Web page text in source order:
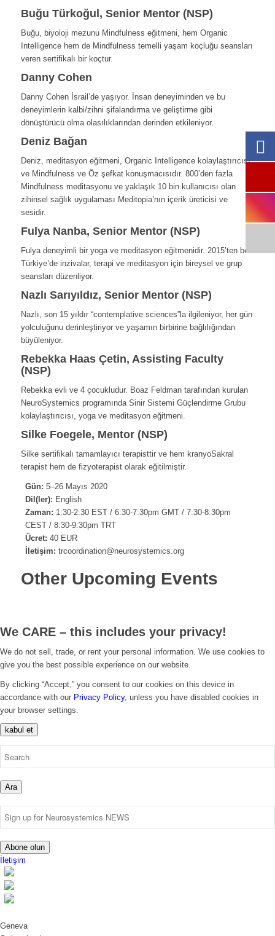
Buğu Türkoğul, Senior Mentor (NSP)
Buğu, biyoloji mezunu Mindfulness eğitmeni, hem Organic
Intelligence hem de Mindfulness temelli yaşam koçluğu seansları
veren sertifikalı bir koçtur.
Danny Cohen
Danny Cohen İsrail’de yaşıyor. İnsan deneyiminden ve bu
deneyimlerin kalbi/zihni şifalandırma ve geliştirme gibi
dönüştürücü olma olasılıklarından derinden etkileniyor.
Deniz Bağan
Deniz, meditasyon eğitmeni, Organic Intelligence kolaylaştırıcısı
ve Mindfulness ve Öz şefkat konuşmacısıdır. 800’den fazla
Mindfulness meditasyonu ve yaklaşık 10 bin kullanıcısı olan
zihinsel sağlık uygulaması Meditopia’nın içerik üreticisi ve
sesidir.
Fulya Nanba, Senior Mentor (NSP)
Fulya deneyimli bir yoga ve meditasyon eğitmenidir. 2015’ten beri
Türkiye’de inzivalar, terapi ve meditasyon için bireysel ve grup
seansları düzenliyor.
Nazlı Sarıyıldız, Senior Mentor (NSP)
Nazlı, son 15 yıldır “contemplative sciences”la ilgileniyor, her gün
yolculuğunu derinleştiriyor ve yaşamın birbirine bağlılığından
büyüleniyor.
Rebekka Haas Çetin, Assisting Faculty
(NSP)
Rebekka evli ve 4 çocukludur. Boaz Feldman tarafından kurulan
NeuroSystemics programında Sinir Sistemi Güçlendirme Grubu
kolaylaştırıcısı, yoga ve meditasyon eğitmeni.
Silke Foegele, Mentor (NSP)
Silke sertifikalı tamamlayıcı terapisttir ve hem kranyoSakral
terapist hem de fizyoterapist olarak eğitilmiştir.
Gün: 5–26 Mayıs 2020
Dil(ler): English
Zaman: 1:30-2:30 EST / 6:30-7:30pm GMT / 7:30-8:30pm
CEST / 8:30-9:30pm TRT
Ücret: 40 EUR
İletişim: trcoordination@neurosystemics.org
Other Upcoming Events
We CARE – this includes your privacy!
We do not sell, trade, or rent your personal information. We use cookies to
give you the best possible experience on our website.
By clicking “Accept,” you consent to our cookies on this device in
accordance with our Privacy Policy, unless you have disabled cookies in
your browser settings.
kabul et
Ara
Abone olun
İletişim
Geneva